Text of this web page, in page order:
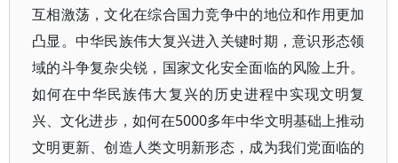
互相激荡，文化在综合国力竞争中的地位和作用更加
凸显。中华民族伟大复兴进入关键时期，意识形态领
域的斗争复杂尖锐，国家文化安全面临的风险上升。
如何在中华民族伟大复兴的历史进程中实现文明复
兴、文化进步，如何在5000多年中华文明基础上推动
文明更新、创造人类文明新形态，成为我们党面临的